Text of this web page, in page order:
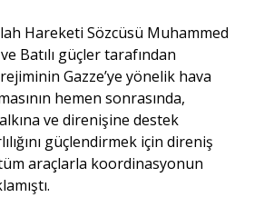
Hareketi Sözcüsü Muhammed
Batılı güçler tarafından
Gazze’ye yönelik hava
hemen sonrasında,
ve direnişine destek
güçlendirmek için direniş
araçlarla koordinasyonun